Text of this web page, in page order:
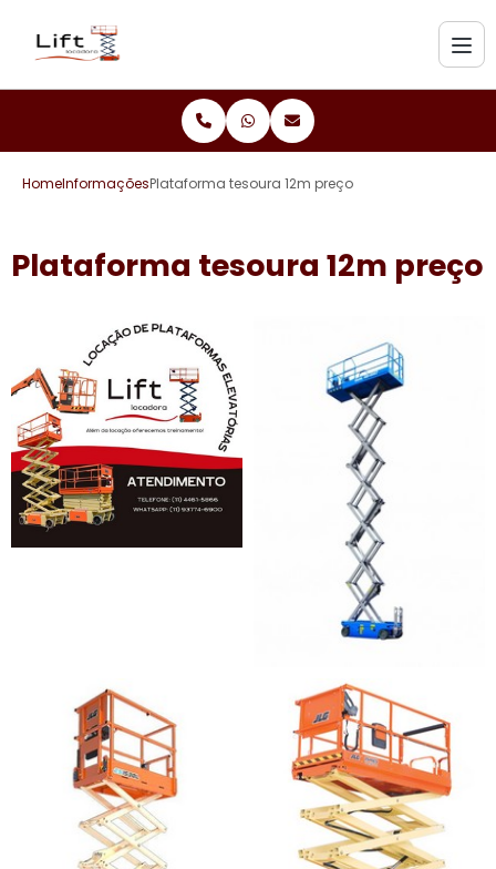
HomeInformaçõesPlataforma tesoura 12m preço
Plataforma tesoura 12m preço